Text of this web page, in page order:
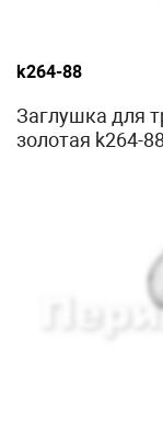
k264-88
Заглушка для
золотая k264-88